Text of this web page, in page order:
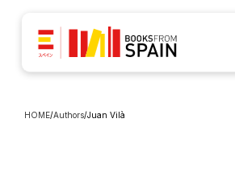
HOME/Authors/Juan Vilà